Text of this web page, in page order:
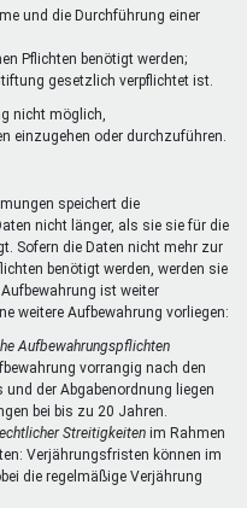
und die Durchführung einer
Pflichten benötigt werden;
gesetzlich verpflichtet ist.
nicht möglich,
einzugehen oder durchzuführen.
speichert die
nicht länger, als sie sie für die
Sofern die Daten nicht mehr zur
benötigt werden, werden sie
ist weiter
weitere Aufbewahrung vorliegen:
Aufbewahrungspflichten
vorrangig nach den
der Abgabenordnung liegen
bei bis zu 20 Jahren.
Streitigkeiten im Rahmen
Verjährungsfristen können im
die regelmäßige Verjährung